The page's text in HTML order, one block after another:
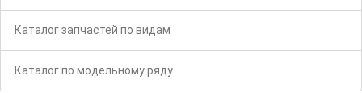
Каталог запчастей по видам
Каталог по модельному ряду